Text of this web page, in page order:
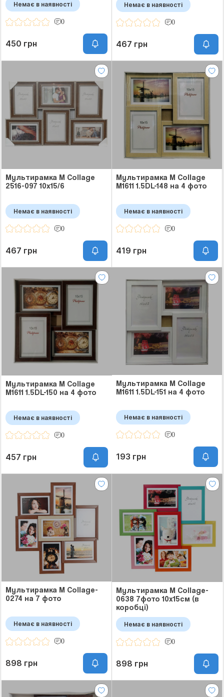
Немає в наявності
0
450 грн
Немає в наявності
0
467 грн
Мультирамка M Collage
2516-097 10x15/6
Немає в наявності
0
467 грн
Мультирамка M Collage
M1611 1.5DL-148 на 4 фото
Немає в наявності
0
419 грн
Мультирамка M Collage
M1611 1.5DL-150 на 4 фото
Немає в наявності
0
457 грн
Мультирамка M Collage
M1611 1.5DL-151 на 4 фото
Немає в наявності
0
193 грн
Мультирамка M Collage-
0274 на 7 фото
Немає в наявності
0
898 грн
Мультирамка M Collage-
0638 7фото 10x15см (в
коробці)
Немає в наявності
0
898 грн